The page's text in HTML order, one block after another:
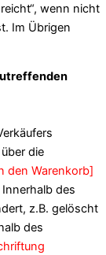
wenn nicht
Im Übrigen
die
den Warenkorb]
des
z.B. gelöscht
des